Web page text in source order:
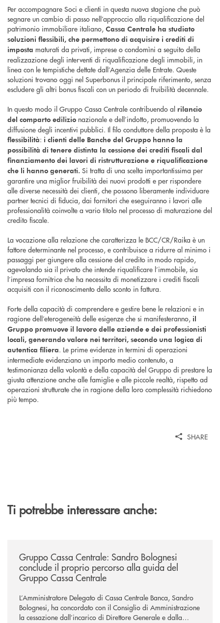
Per accompagnare Soci e clienti in questa nuova stagione che può
segnare un cambio di passo nell’approccio alla riqualificazione del
patrimonio immobiliare italiano, Cassa Centrale ha studiato
soluzioni flessibili, che permettono di acquisire i crediti di
imposta maturati da privati, imprese o condomìni a seguito della
realizzazione degli interventi di riqualificazione degli immobili, in
linea con le tempistiche dettate dall’Agenzia delle Entrate. Queste
soluzioni trovano oggi nel Superbonus il principale riferimento, senza
escludere gli altri bonus fiscali con un periodo di fruibilità decennale.
In questo modo il Gruppo Cassa Centrale contribuendo al rilancio
del comparto edilizio nazionale e dell’indotto, promuovendo la
diffusione degli incentivi pubblici. Il filo conduttore della proposta è la
flessibilità: i clienti delle Banche del Gruppo hanno la
possibilità di tenere distinta la cessione dei crediti fiscali dal
finanziamento dei lavori di ristrutturazione e riqualificazione
che li hanno generati. Si tratta di una scelta importantissima per
garantire una miglior fruibilità dei nuovi prodotti e per rispondere
alle diverse necessità dei clienti, che possono liberamente individuare
partner tecnici di fiducia, dai fornitori che eseguiranno i lavori alle
professionalità coinvolte a vario titolo nel processo di maturazione del
credito fiscale.
La vocazione alla relazione che caratterizza le BCC/CR/Raika è un
fattore determinante nel processo, e contribuisce a ridurre al minimo i
passaggi per giungere alla cessione del credito in modo rapido,
agevolando sia il privato che intende riqualificare l’immobile, sia
l’impresa fornitrice che ha necessita di monetizzare i crediti fiscali
acquisiti con il riconoscimento dello sconto in fattura.
Forte della capacità di comprendere e gestire bene le relazioni e in
ragione dell’eterogeneità delle esigenze che si manifesteranno, il
Gruppo promuove il lavoro delle aziende e dei professionisti
locali, generando valore nei territori, secondo una logica di
autentica filiera. Le prime evidenze in termini di operazioni
intermediate evidenziano un importo medio contenuto, a
testimonianza della volontà e della capacità del Gruppo di prestare la
giusta attenzione anche alle famiglie e alle piccole realtà, rispetto ad
operazioni strutturate che in ragione della loro complessità richiedono
più tempo.
SHARE
Ti potrebbe interessare anche:
Gruppo Cassa Centrale: Sandro Bolognesi
conclude il proprio percorso alla guida del
Gruppo Cassa Centrale
L’Amministratore Delegato di Cassa Centrale Banca, Sandro
Bolognesi, ha concordato con il Consiglio di Amministrazione
la cessazione dall’incarico di Direttore Generale e dalla